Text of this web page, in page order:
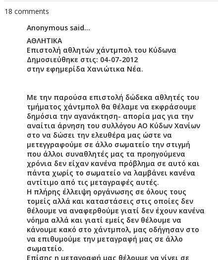
18 comments
Anonymous said...
ΑΘΛΗΤΙΚΑ
Επιστολή αθλητών χάντμπολ του Κύδωνα
Δημοσιεύθηκε στις: 04-07-2012
στην εφημερίδα Χανιώτικα Νέα.
Με την παρούσα επιστολή δώδεκα αθλητές του
τμήματος χάντμπολ θα θέλαμε να εκφράσουμε
δημόσια την αγανάκτηση- απορία μας για την
αναίτια άρνηση του συλλόγου ΑΟ Κύδων Χανίων
στο να δώσει την ελευθέρα μας ώστε να
μετεγγραφούμε σε άλλο σωματείο την στιγμή
που άλλοι συναθλητές μας τα προηγούμενα
χρόνια δεν είχαν κανένα πρόβλημα σε αυτό και
πάντα χωρίς το σωματείο να λαμβάνει κανένα
αντίτιμο από τις μεταγραφές αυτές.
Η πλήρης έλλειψη οργάνωσης σε όλους τους
τομείς αλλά και καταστάσεις στις οποίες δεν
θέλουμε να αναφερθούμε γιατί δεν έχουν κανένα
νόημα αλλά και γιατί εμείς δεν θέλουμε να
κάνουμε κακό στο χάντμπολ, μας οδήγησαν στο
να επιθυμούμε την μεταγραφή μας σε άλλο
σωματείο.
Επίσης η μεταγραφή μας θέλουμε να γίνει σε